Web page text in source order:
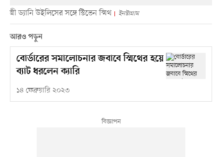
স্ত্রী ড্যানি উইলিসের সঙ্গে স্টিভেন স্মিথ ইনস্টাগ্রাম
আরও পড়ুন
বোর্ডারের সমালোচনার জবাবে স্মিথের হয়ে
ব্যাট ধরলেন ক্যারি
১৪ ফেব্রুয়ারি ২০২৩